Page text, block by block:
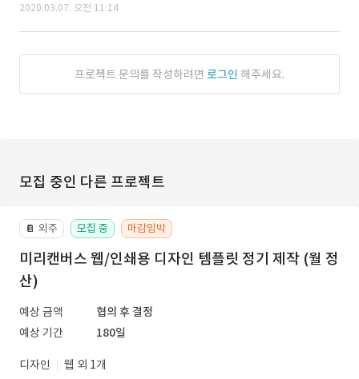
2020.03.07. 오전 11:14
프로젝트 문의를 작성하려면 로그인 해주세요.
모집 중인 다른 프로젝트
📔 외주 모집 중 마감임박
미리캔버스 웹/인쇄용 디자인 템플릿 정기 제작 (월 정
산)
예상 금액
협의 후 결정
예상 기간
180일
디자인
웹 외 1개